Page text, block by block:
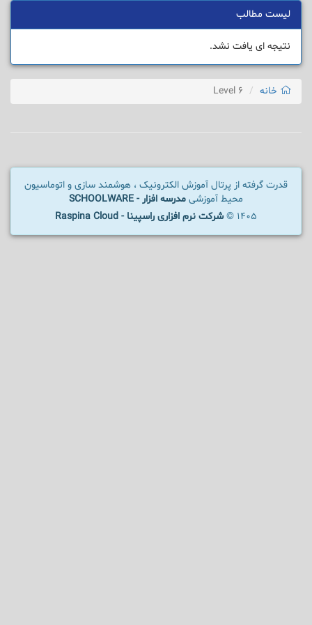
لیست مطالب
نتیجه ای یافت نشد.
خانه Level 6
قدرت گرفته از پرتال آموزش الکترونیک ، هوشمند سازی و اتوماسیون
محیط آموزشی مدرسه افزار - SCHOOLWARE
1405 ©
شرکت نرم افزاری راسپینا - Raspina Cloud